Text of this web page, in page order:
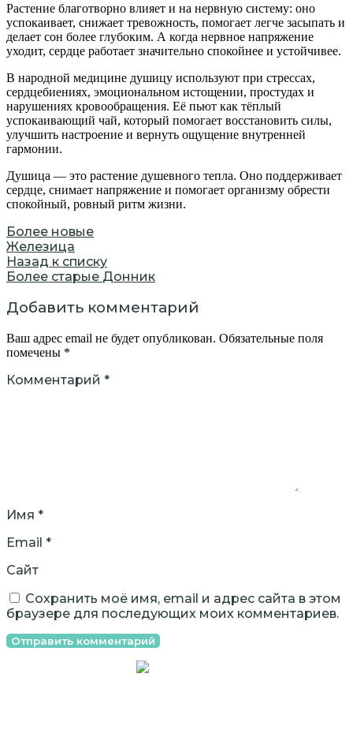
Растение благотворно влияет и на нервную систему: оно
успокаивает, снижает тревожность, помогает легче засыпать и
делает сон более глубоким. А когда нервное напряжение
уходит, сердце работает значительно спокойнее и устойчивее.
В народной медицине душицу используют при стрессах,
сердцебиениях, эмоциональном истощении, простудах и
нарушениях кровообращения. Её пьют как тёплый
успокаивающий чай, который помогает восстановить силы,
улучшить настроение и вернуть ощущение внутренней
гармонии.
Душица — это растение душевного тепла. Оно поддерживает
сердце, снимает напряжение и помогает организму обрести
спокойный, ровный ритм жизни.
Более новые
Железица
Назад к списку
Более старые Донник
Добавить комментарий
Ваш адрес email не будет опубликован. Обязательные поля
помечены *
Комментарий *
Имя *
Email *
Сайт
Сохранить моё имя, email и адрес сайта в этом
браузере для последующих моих комментариев.